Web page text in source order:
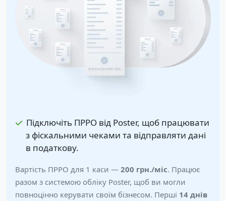
Підключіть ПРРО від Poster, щоб працювати
з фіскальними чеками та відправляти дані
в податкову.
Вартість ПРРО для 1 каси — 200 грн./міс. Працює
разом з системою обліку Poster, щоб ви могли
повноцінно керувати своїм бізнесом. Перші 14 днів